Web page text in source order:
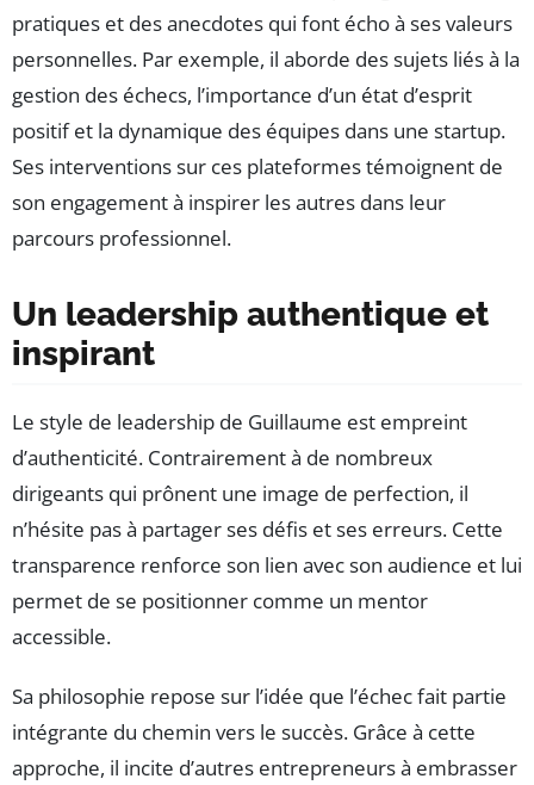
pratiques et des anecdotes qui font écho à ses valeurs
personnelles. Par exemple, il aborde des sujets liés à la
gestion des échecs, l’importance d’un état d’esprit
positif et la dynamique des équipes dans une startup.
Ses interventions sur ces plateformes témoignent de
son engagement à inspirer les autres dans leur
parcours professionnel.
Un leadership authentique et
inspirant
Le style de leadership de Guillaume est empreint
d’authenticité. Contrairement à de nombreux
dirigeants qui prônent une image de perfection, il
n’hésite pas à partager ses défis et ses erreurs. Cette
transparence renforce son lien avec son audience et lui
permet de se positionner comme un mentor
accessible.
Sa philosophie repose sur l’idée que l’échec fait partie
intégrante du chemin vers le succès. Grâce à cette
approche, il incite d’autres entrepreneurs à embrasser